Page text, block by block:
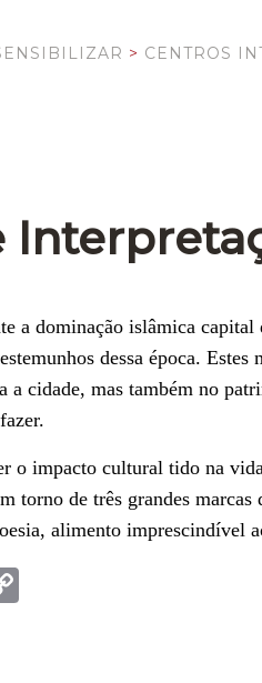
> CENTROS
a dominação islâmica
dessa época.
a cidade, mas também no
o impacto cultural tido na
torno de três grandes
alimento imprescindível